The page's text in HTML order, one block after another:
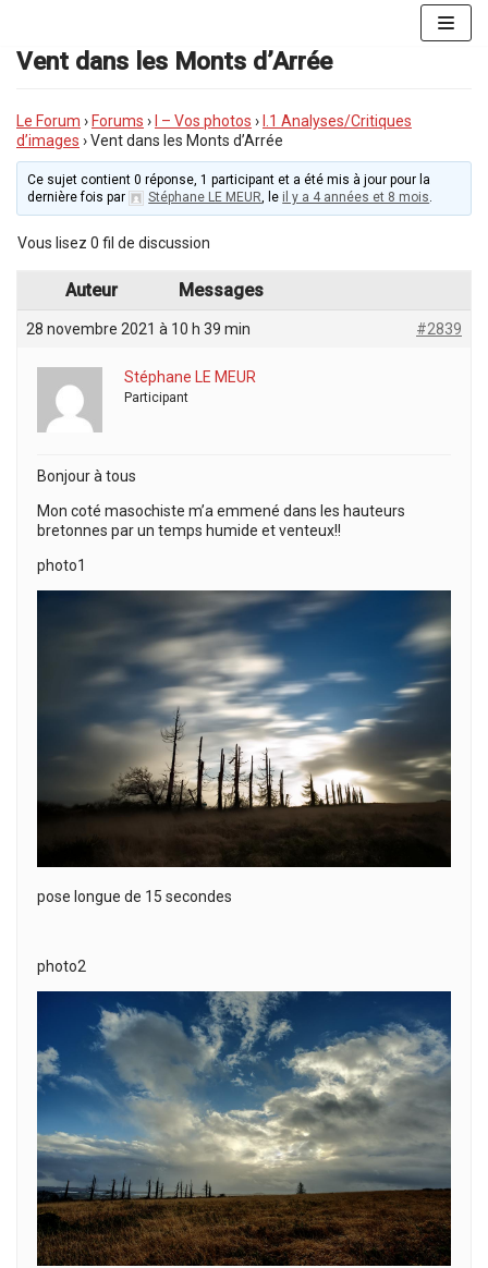
au
contenu
Vent dans les Monts d’Arrée
Le Forum › Forums › I – Vos photos ›
I.1 Analyses/Critiques
d’images ›Vent dans les Monts d’Arrée
Ce sujet contient 0 réponse, 1 participant et a été mis à jour pour la
dernière fois par
Stéphane LE MEUR, le il y a 4 années et 8 mois.
Vous lisez 0 fil de discussion
Auteur Messages
28 novembre 2021 à 10 h 39 min #2839
Stéphane LE MEUR
Participant
Bonjour à tous
Mon coté masochiste m’a emmené dans les hauteurs
bretonnes par un temps humide et venteux!!
photo1
pose longue de 15 secondes
photo2